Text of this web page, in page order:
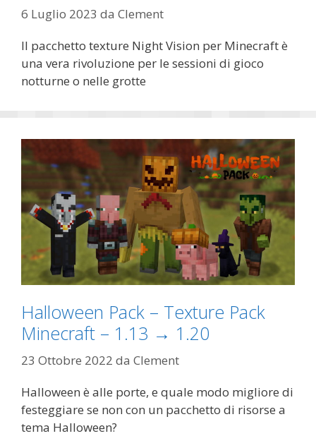
6 Luglio 2023 da Clement
Il pacchetto texture Night Vision per Minecraft è
una vera rivoluzione per le sessioni di gioco
notturne o nelle grotte
Halloween Pack – Texture Pack
Minecraft – 1.13 → 1.20
23 Ottobre 2022 da Clement
Halloween è alle porte, e quale modo migliore di
festeggiare se non con un pacchetto di risorse a
tema Halloween?